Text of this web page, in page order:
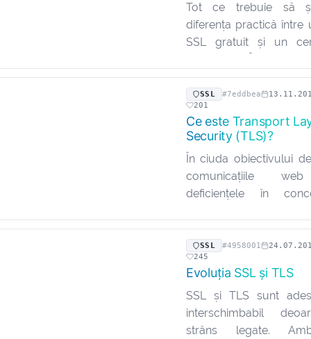
Tot ce trebuie să
diferența practică între
SSL gratuit și un
numărul de încercări
activități
fiecare zi care…
SSL #7eddbea
201
Ce este Transport
Security (TLS)?
În ciuda obiectivului
comunicațiile
deficiențele în
Transport Layer
condus la breșe în ceea
securitatea. Însă cea mai
SSL #4958001
245
Evoluția SSL și TLS
SSL și TLS sunt
interschimbabil
strâns legate.